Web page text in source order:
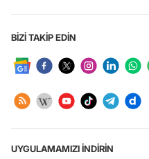
BİZİ TAKİP EDİN
UYGULAMAMIZI İNDİRİN